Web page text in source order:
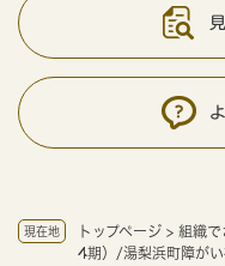
現在地 トップページ > 組織で
4期）/湯梨浜町障が